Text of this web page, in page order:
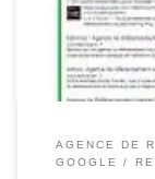
Google, nous
AGENCE DE
GOOGLE